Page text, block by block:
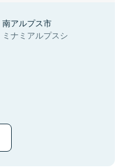
南アルプス市
ミナミアルプスシ